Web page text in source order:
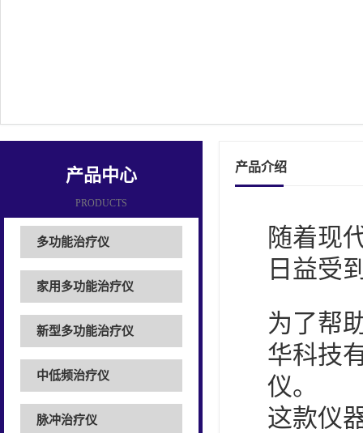
产品中心
PRODUCTS
多功能治疗仪
家用多功能治疗仪
新型多功能治疗仪
中低频治疗仪
脉冲治疗仪
产品介绍
随着现
日益受
为了帮
华科技
仪。
这款仪